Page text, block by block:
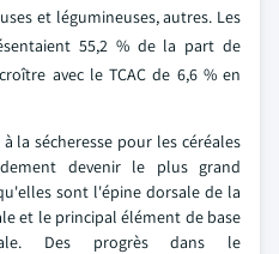
et légumineuses, autres. Les
55,2 % de la part de
avec le TCAC de 6,6 % en
la sécheresse pour les céréales
devenir le plus grand
sont l'épine dorsale de la
et le principal élément de base
Des progrès dans le